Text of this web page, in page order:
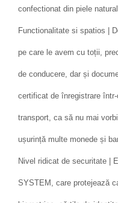
confectionat din piele
Functionalitate si spatios |
pe care le avem cu toții,
de conducere, dar și
certificat de înregistrare
transport, ca să nu mai
ușurință multe monede și
Nivel ridicat de securitate |
SYSTEM, care protejează